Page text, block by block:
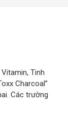
Tinh
Charcoal”
Các trường